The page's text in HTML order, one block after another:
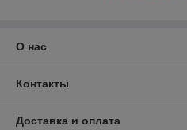
О нас
Контакты
Доставка и оплата